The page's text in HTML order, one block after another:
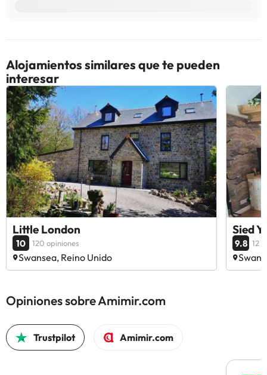
Alojamientos similares que te pueden
interesar
Little London
10 120 opiniones
Swansea, Reino Unido
Sied
9.8 12
Opiniones sobre Amimir.com
Trustpilot Amimir.com